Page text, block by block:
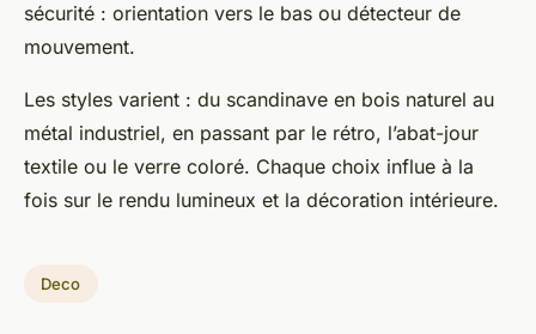
sécurité : orientation vers le bas ou détecteur de
mouvement.
Les styles varient : du scandinave en bois naturel au
métal industriel, en passant par le rétro, l’abat-jour
textile ou le verre coloré. Chaque choix influe à la
fois sur le rendu lumineux et la décoration intérieure.
Deco